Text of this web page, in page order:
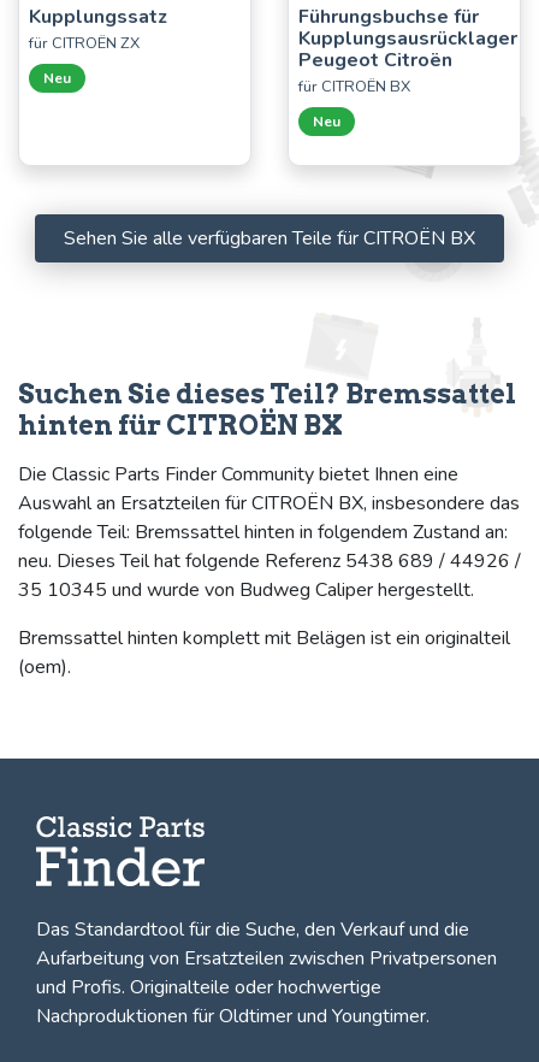
Kupplungssatz
für CITROËN ZX
Neu
Führungsbuchse für
Kupplungsausrücklager
Peugeot Citroën
für CITROËN BX
Neu
Sehen Sie alle verfügbaren Teile für CITROËN BX
Suchen Sie dieses Teil? Bremssattel
hinten für CITROËN BX
Die Classic Parts Finder Community bietet Ihnen eine
Auswahl an Ersatzteilen für CITROËN BX, insbesondere das
folgende Teil: Bremssattel hinten in folgendem Zustand an:
neu. Dieses Teil hat folgende Referenz 5438 689 / 44926 /
35 10345 und wurde von Budweg Caliper hergestellt.
Bremssattel hinten komplett mit Belägen ist ein originalteil
(oem).
Das Standardtool für die Suche, den Verkauf und die
Aufarbeitung von Ersatzteilen zwischen Privatpersonen
und Profis. Originalteile oder hochwertige
Nachproduktionen für Oldtimer und Youngtimer.